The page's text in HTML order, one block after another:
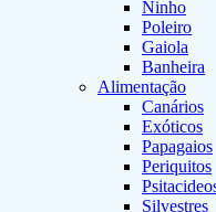
Ninho
Poleiro
Gaiola
Banheira
Alimentação
Canários
Exóticos
Papagaios
Periquitos
Silvestres